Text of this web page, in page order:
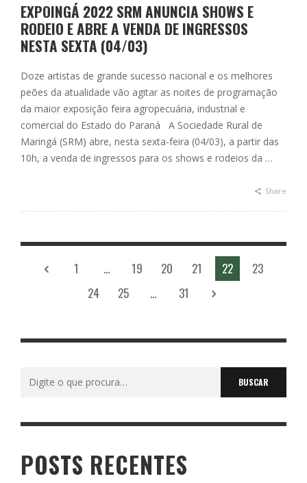
EXPOINGÁ 2022 SRM ANUNCIA SHOWS E
RODEIO E ABRE A VENDA DE INGRESSOS
NESTA SEXTA (04/03)
Doze artistas de grande sucesso nacional e os melhores
peões da atualidade vão agitar as noites de programação
da maior exposição feira agropecuária, industrial e
comercial do Estado do Paraná A Sociedade Rural de
Maringá (SRM) abre, nesta sexta-feira (04/03), a partir das
10h, a venda de ingressos para os shows e rodeios da …
Share
1 … 19 20 21 22
23
24
25 … 31
POSTS RECENTES